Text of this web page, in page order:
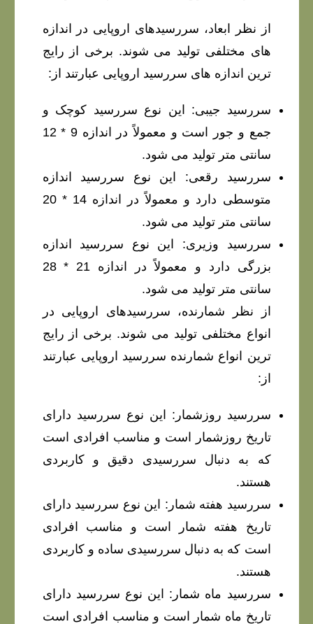
از نظر ابعاد، سررسیدهای اروپایی در اندازه
های مختلفی تولید می شوند. برخی از رایج
ترین اندازه های سررسید اروپایی عبارتند از:
سررسید جیبی: این نوع سررسید کوچک و
جمع و جور است و معمولاً در اندازه 9 * 12
سانتی متر تولید می شود.
سررسید رقعی: این نوع سررسید اندازه
متوسطی دارد و معمولاً در اندازه 14 * 20
سانتی متر تولید می شود.
سررسید وزیری: این نوع سررسید اندازه
بزرگی دارد و معمولاً در اندازه 21 * 28
سانتی متر تولید می شود.
از نظر شمارنده، سررسیدهای اروپایی در
انواع مختلفی تولید می شوند. برخی از رایج
ترین انواع شمارنده سررسید اروپایی عبارتند
از:
سررسید روزشمار: این نوع سررسید دارای
تاریخ روزشمار است و مناسب افرادی است
که به دنبال سررسیدی دقیق و کاربردی
هستند.
سررسید هفته شمار: این نوع سررسید دارای
تاریخ هفته شمار است و مناسب افرادی
است که به دنبال سررسیدی ساده و کاربردی
هستند.
سررسید ماه شمار: این نوع سررسید دارای
تاریخ ماه شمار است و مناسب افرادی است